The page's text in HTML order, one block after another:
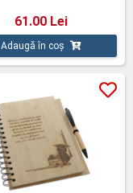
61.00 Lei
Adaugă în coș